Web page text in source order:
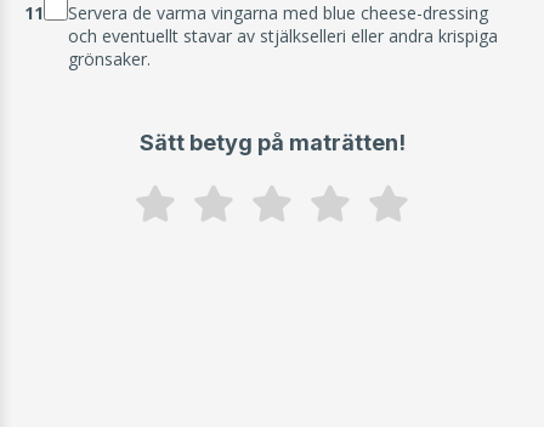
11
Servera de varma vingarna med blue cheese-dressing
och eventuellt stavar av stjälkselleri eller andra krispiga
grönsaker.
Sätt betyg på maträtten!